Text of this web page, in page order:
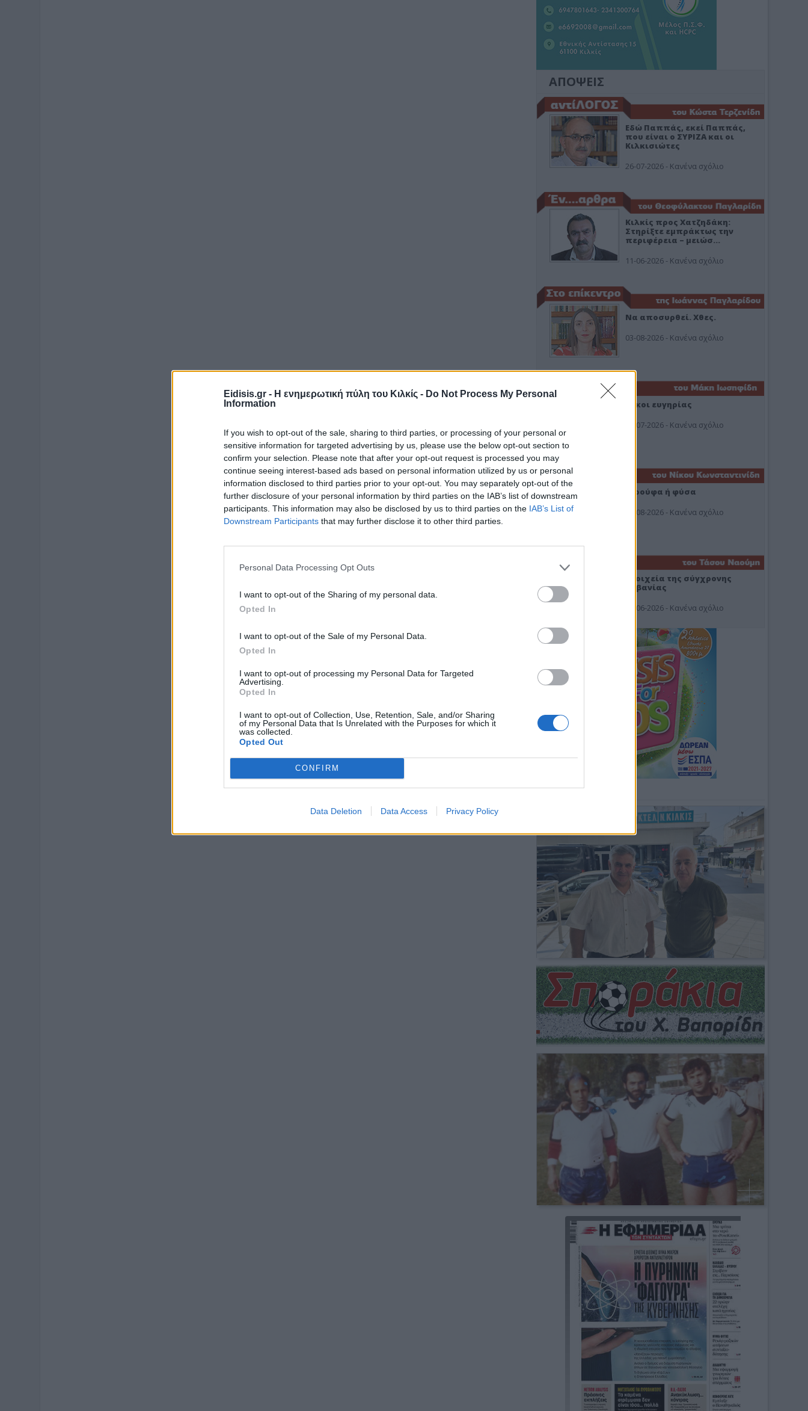
Eidisis.gr - Η ενημερωτική πύλη του Κιλκίς - Do Not Process My Personal
Information
If you wish to opt-out of the sale, sharing to third parties, or processing of your personal or
sensitive information for targeted advertising by us, please use the below opt-out section to
confirm your selection. Please note that after your opt-out request is processed you may
continue seeing interest-based ads based on personal information utilized by us or personal
information disclosed to third parties prior to your opt-out. You may separately opt-out of the
further disclosure of your personal information by third parties on the IAB’s list of downstream
participants. This information may also be disclosed by us to third parties on the IAB’s List of
Downstream Participants that may further disclose it to other third parties.
Personal Data Processing Opt Outs
I want to opt-out of the Sharing of my personal data.
Opted In
I want to opt-out of the Sale of my Personal Data.
Opted In
I want to opt-out of processing my Personal Data for Targeted
Advertising.
Opted In
I want to opt-out of Collection, Use, Retention, Sale, and/or Sharing
of my Personal Data that Is Unrelated with the Purposes for which it
was collected.
Opted Out
CONFIRM
Data Deletion Data Access Privacy Policy
ΑΠΟΨΕΙΣ
Εδώ Παππάς, εκεί Παππάς,
που είναι ο ΣΥΡΙΖΑ και οι
Κιλκισιώτες
26-07-2026 - Κανένα σχόλιο
Κιλκίς προς Χατζηδάκη:
Στηρίξτε εμπράκτως την
περιφέρεια – μειώσ…
11-06-2026 - Κανένα σχόλιο
Να αποσυρθεί. Χθες.
03-08-2026 - Κανένα σχόλιο
Οίκοι ευγηρίας
24-07-2026 - Κανένα σχόλιο
Ή ρούφα ή φύσα
03-08-2026 - Κανένα σχόλιο
Στοιχεία της σύγχρονης
Αλβανίας
19-06-2026 - Κανένα σχόλιο
Φωτοσχόλιο